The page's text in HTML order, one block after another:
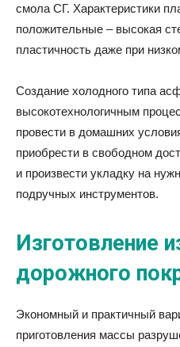
смола СГ. Характеристики
положительные – высокая
пластичность даже при
Создание холодного типа
высокотехнологичным
провести в домашних
приобрести в свободном
и произвести укладку на
подручных инструментов.
Изготовление
дорожного
Экономный и практичный
приготовления массы